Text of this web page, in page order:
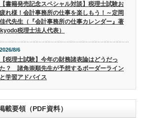
【書籍発売記念スペシャル対談】税理士試験お
疲れ様！会計事務所の仕事を楽しもう！～定岡
佳代先生（『会計事務所の仕事カレンダー』著
税理士法人代表）
2026/8/6
【税理士試験】今年の財務諸表論はどうだっ
た？ 諸角崇順先生が予想するボーダーライン
と学習アドバイス
載要領（PDF資料）